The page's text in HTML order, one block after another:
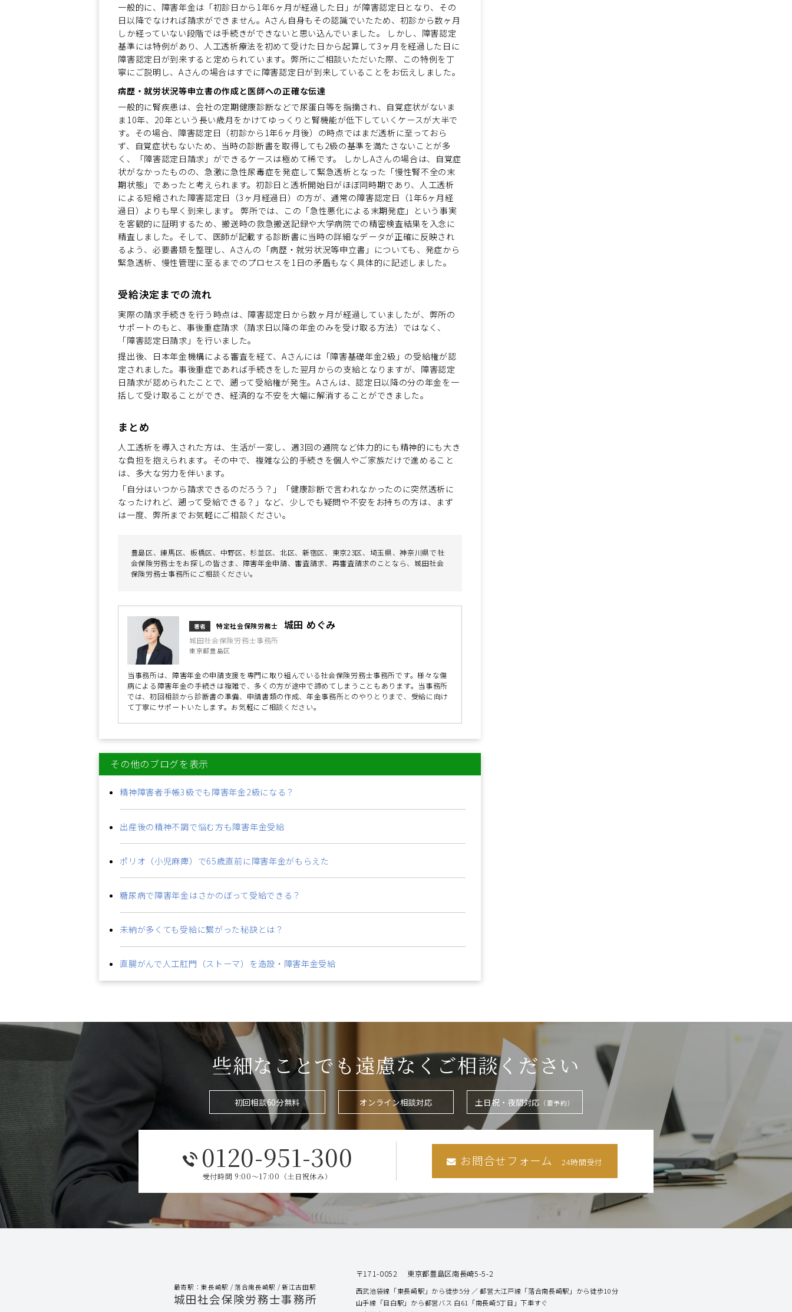
一般的に、障害年金は「初診日から1年6ヶ月が経過した日」が障害認定日となり、その
日以降でなければ請求ができません。Aさん自身もその認識でいたため、初診から数ヶ月
しか経っていない段階では手続きができないと思い込んでいました。 しかし、障害認定
基準には特例があり、人工透析療法を初めて受けた日から起算して3ヶ月を経過した日に
障害認定日が到来すると定められています。弊所にご相談いただいた際、この特例を丁
寧にご説明し、Aさんの場合はすでに障害認定日が到来していることをお伝えしました。
病歴・就労状況等申立書の作成と医師への正確な伝達
一般的に腎疾患は、会社の定期健康診断などで尿蛋白等を指摘され、自覚症状がないま
ま10年、20年という長い歳月をかけてゆっくりと腎機能が低下していくケースが大半で
す。その場合、障害認定日（初診から1年6ヶ月後）の時点ではまだ透析に至っておら
ず、自覚症状もないため、当時の診断書を取得しても2級の基準を満たさないことが多
く、「障害認定日請求」ができるケースは極めて稀です。 しかしAさんの場合は、自覚症
状がなかったものの、急激に急性尿毒症を発症して緊急透析となった「慢性腎不全の末
期状態」であったと考えられます。初診日と透析開始日がほぼ同時期であり、人工透析
による短縮された障害認定日（3ヶ月経過日）の方が、通常の障害認定日（1年6ヶ月経
過日）よりも早く到来します。 弊所では、この「急性悪化による末期発症」という事実
を客観的に証明するため、搬送時の救急搬送記録や大学病院での精密検査結果を入念に
精査しました。そして、医師が記載する診断書に当時の詳細なデータが正確に反映され
るよう、必要書類を整理し、Aさんの「病歴・就労状況等申立書」についても、発症から
緊急透析、慢性管理に至るまでのプロセスを1日の矛盾もなく具体的に記述しました。
受給決定までの流れ
実際の請求手続きを行う時点は、障害認定日から数ヶ月が経過していましたが、弊所の
サポートのもと、事後重症請求（請求日以降の年金のみを受け取る方法）ではなく、
「障害認定日請求」を行いました。
提出後、日本年金機構による審査を経て、Aさんには「障害基礎年金2級」の受給権が認
定されました。事後重症であれば手続きをした翌月からの支給となりますが、障害認定
日請求が認められたことで、遡って受給権が発生。Aさんは、認定日以降の分の年金を一
括して受け取ることができ、経済的な不安を大幅に解消することができました。
まとめ
人工透析を導入された方は、生活が一変し、週3回の通院など体力的にも精神的にも大き
な負担を抱えられます。その中で、複雑な公的手続きを個人やご家族だけで進めること
は、多大な労力を伴います。
「自分はいつから請求できるのだろう？」「健康診断で言われなかったのに突然透析に
なったけれど、遡って受給できる？」など、少しでも疑問や不安をお持ちの方は、まず
は一度、弊所までお気軽にご相談ください。
豊島区、練馬区、板橋区、中野区、杉並区、北区、新宿区、東京23区、埼玉県、神奈川県で社
会保険労務士をお探しの皆さま、障害年金申請、審査請求、再審査請求のことなら、城田社会
保険労務士事務所にご相談ください。
著者 特定社会保険労務士 城田 めぐみ
城田社会保険労務士事務所
東京都豊島区
当事務所は、障害年金の申請支援を専門に取り組んでいる社会保険労務士事務所です。様々な傷
病による障害年金の手続きは複雑で、多くの方が途中で諦めてしまうこともあります。当事務所
では、初回相談から診断書の準備、申請書類の作成、年金事務所とのやりとりまで、受給に向け
て丁寧にサポートいたします。お気軽にご相談ください。
その他のブログを表示
精神障害者手帳3級でも障害年金2級になる？
出産後の精神不調で悩む方も障害年金受給
ポリオ（小児麻痺）で65歳直前に障害年金がもらえた
糖尿病で障害年金はさかのぼって受給できる？
未納が多くても受給に繋がった秘訣とは？
直腸がんで人工肛門（ストーマ）を造設・障害年金受給
些細なことでも遠慮なくご相談ください
初回相談60分無料 オンライン相談対応 土日祝・夜間対応 （要予約）
0120-951-300
受付時間 9:00～17:00（土日祝休み）
お問合せフォーム 24時間受付
最寄駅：東長崎駅 / 落合南長崎駅 / 新江古田駅
城田社会保険労務士事務所
〒171-0052 東京都豊島区南長崎5-5-2
西武池袋線「東長崎駅」から徒歩5分
都営大江戸線「落合南長崎駅」から徒歩10分
山手線「目白駅」から都営バス 白61「南長崎5丁目」下車すぐ